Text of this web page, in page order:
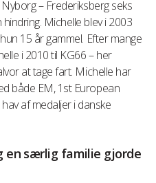
– Frederiksberg seks
Michelle blev i 2003
15 år gammel. Efter mange
i 2010 til KG66 – her
at tage fart. Michelle har
både EM, 1st European
af medaljer i danske
en særlig familie gjorde